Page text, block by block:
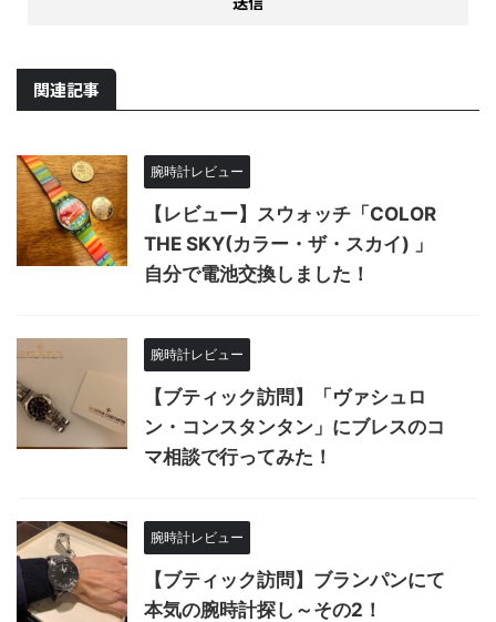
関連記事
腕時計レビュー
【レビュー】スウォッチ「COLOR
THE SKY(カラー・ザ・スカイ) 」
自分で電池交換しました！
腕時計レビュー
【ブティック訪問】「ヴァシュロ
ン・コンスタンタン」にブレスのコ
マ相談で行ってみた！
腕時計レビュー
【ブティック訪問】ブランパンにて
本気の腕時計探し～その2！